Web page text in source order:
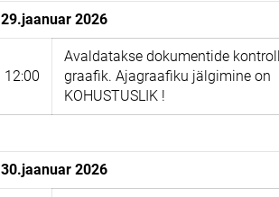
29.jaanuar 2026
12:00
Avaldatakse dokumentide
graafik. Ajagraafiku jälgimine on
KOHUSTUSLIK !
30.jaanuar 2026